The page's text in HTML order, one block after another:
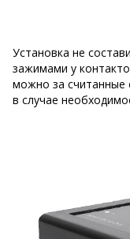
Установка не
зажимами у
можно за считанные
в случае